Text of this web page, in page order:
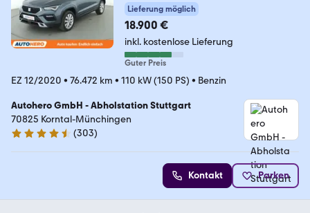
Lieferung möglich
18.900 €
inkl. kostenlose Lieferung
Guter Preis
EZ 12/2020 • 76.472 km • 110 kW (150 PS) • Benzin
Autohero GmbH - Abholstation Stuttgart
70825 Korntal-Münchingen
4.4 Sterne
(303)
Kontakt Parken